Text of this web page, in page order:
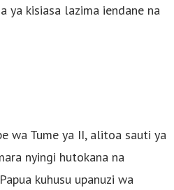
ya kisiasa lazima iendane na
wa Tume ya II, alitoa sauti ya
nyingi hutokana na
kuhusu upanuzi wa